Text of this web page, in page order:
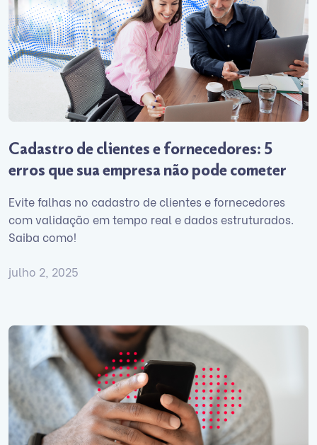
Cadastro de clientes e fornecedores: 5
erros que sua empresa não pode cometer
Evite falhas no cadastro de clientes e fornecedores
com validação em tempo real e dados estruturados.
Saiba como!
julho 2, 2025